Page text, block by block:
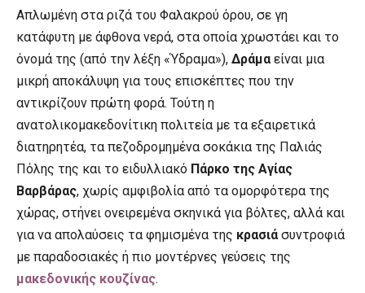
Απλωμένη στα ριζά του Φαλακρού όρου, σε γη
κατάφυτη με άφθονα νερά, στα οποία χρωστάει και το
όνομά της (από την λέξη «Ύδραμα»), Δράμαείναι μια
μικρή αποκάλυψη για τους επισκέπτες που την
αντικρίζουν πρώτη φορά. Τούτη η
ανατολικομακεδονίτικη πολιτεία με τα εξαιρετικά
διατηρητέα, τα πεζοδρομημένα σοκάκια της Παλιάς
Πόλης της και το ειδυλλιακό Πάρκο της Αγίας
Βαρβάρας, χωρίς αμφιβολία από τα ομορφότερα της
χώρας, στήνει ονειρεμένα σκηνικά για βόλτες, αλλά και
για να απολαύσεις τα φημισμένα της κρασιάσυντροφιά
με παραδοσιακές ή πιο μοντέρνες γεύσεις της
μακεδονικής κουζίνας.